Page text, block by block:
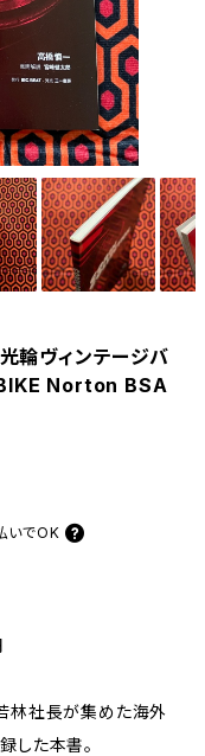
輪ヴィンテージバ
BIKE Norton BSA
いでOK
林社長が集めた海外
した本書。